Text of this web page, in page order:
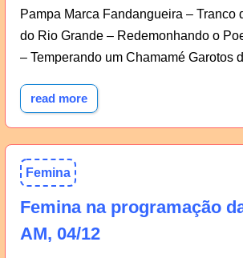
Pampa Marca Fandangueira – Tranco
do Rio Grande – Redemonhando o
– Temperando um Chamamé Garotos
read more
Femina
Femina na programação
AM, 04/12